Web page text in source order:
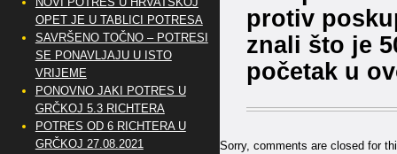
protiv
znali što je
početak u
Sorry, comments are closed for
OPET JE U TABLICI POTRESA
SAVRŠENO TOČNO – POTRESI
SE PONAVLJAJU U ISTO
VRIJEME
PONOVNO JAKI POTRES U
GRČKOJ 5.3 RICHTERA
POTRES OD 6 RICHTERA U
GRČKOJ 27.08.2021